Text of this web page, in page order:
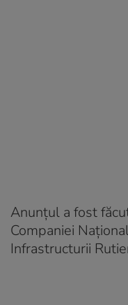
Anunțul a fost
Companiei
Infrastructurii